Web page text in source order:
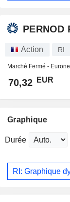
PERNOD
Action RI
Marché Fermé -
70,32 EUR
Graphique
Durée
RI: Graphique